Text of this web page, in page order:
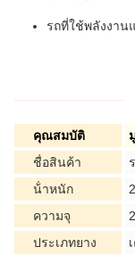
รถที่ใช้พลังงาน
คุณสมบัติ
ชื่อสินค้า
น้ําหนัก
ความจุ
ประเภทยาง